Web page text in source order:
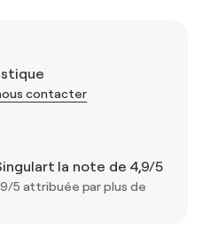
contacter
la note de 4,9/5
5 attribuée par plus de